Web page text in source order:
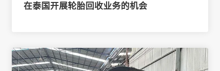
在泰国开展轮胎回收业务的机会